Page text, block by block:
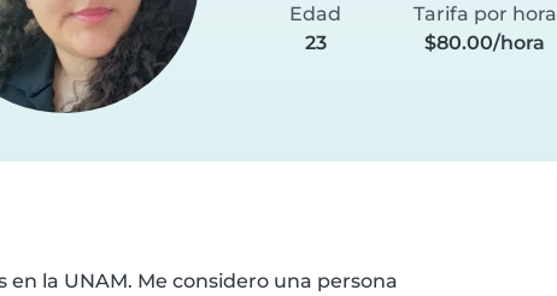
Edad
23
Tarifa por hora
$80.00/hora
la UNAM. Me considero una persona